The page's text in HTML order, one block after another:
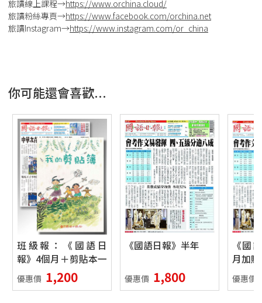
旅讀線上課程→https://www.orchina.cloud/
旅讀粉絲專頁→https://www.facebook.com/orchina.net
旅讀Instagram→https://www.instagram.com/or_china
你可能還會喜歡...
班級報：《國語日
報》4個月＋剪貼本一
本
優惠價 1,200
《國語日報》半年
優惠價 1,800
《國
月加
優惠價